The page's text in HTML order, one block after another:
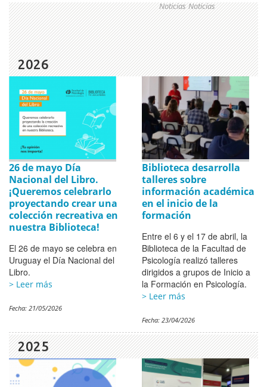
Noticias Noticias
2026
26 de mayo Día
Nacional del Libro.
¡Queremos celebrarlo
proyectando crear una
colección recreativa en
nuestra Biblioteca!
El 26 de mayo se celebra en
Uruguay el Día Nacional del
Libro.
> Leer más
Fecha: 21/05/2026
Biblioteca desarrolla
talleres sobre
información académica
en el inicio de la
formación
Entre el 6 y el 17 de abril, la
Biblioteca de la Facultad de
Psicología realizó talleres
dirigidos a grupos de Inicio a
la Formación en Psicología.
> Leer más
Fecha: 23/04/2026
2025